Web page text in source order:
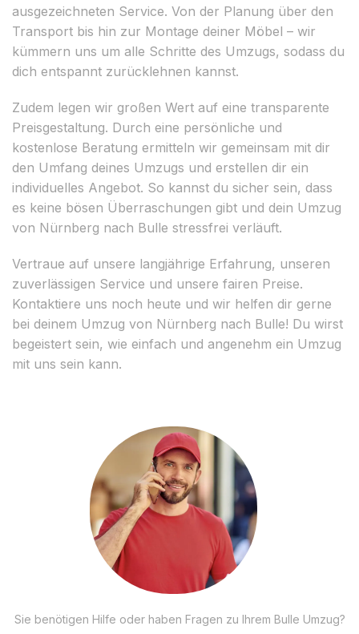
ausgezeichneten Service. Von der Planung über den
Transport bis hin zur Montage deiner Möbel – wir
kümmern uns um alle Schritte des Umzugs, sodass du
dich entspannt zurücklehnen kannst.
Zudem legen wir großen Wert auf eine transparente
Preisgestaltung. Durch eine persönliche und
kostenlose Beratung ermitteln wir gemeinsam mit dir
den Umfang deines Umzugs und erstellen dir ein
individuelles Angebot. So kannst du sicher sein, dass
es keine bösen Überraschungen gibt und dein Umzug
von Nürnberg nach Bulle stressfrei verläuft.
Vertraue auf unsere langjährige Erfahrung, unseren
zuverlässigen Service und unsere fairen Preise.
Kontaktiere uns noch heute und wir helfen dir gerne
bei deinem Umzug von Nürnberg nach Bulle! Du wirst
begeistert sein, wie einfach und angenehm ein Umzug
mit uns sein kann.
Sie benötigen Hilfe oder haben Fragen zu Ihrem Bulle Umzug?